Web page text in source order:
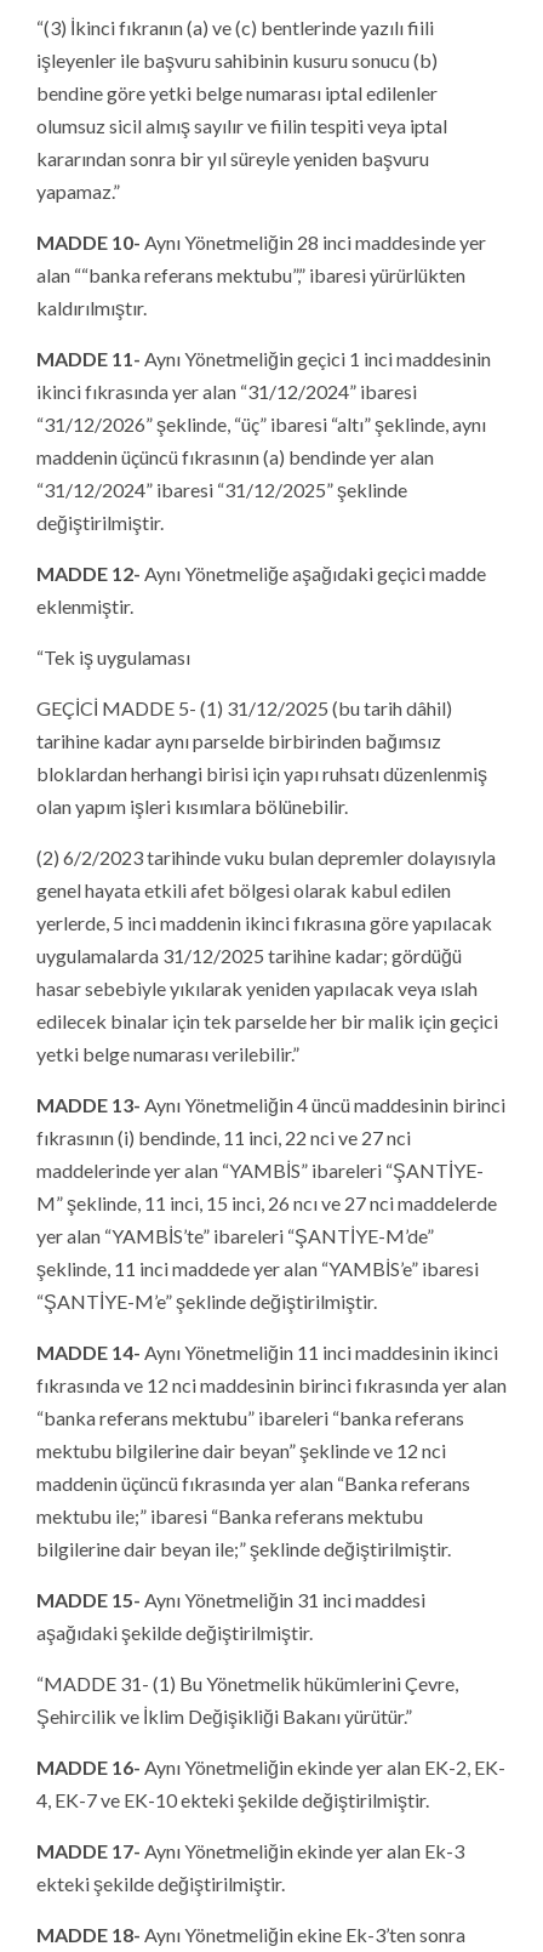
“(3) İkinci fıkranın (a) ve (c) bentlerinde yazılı fiili
işleyenler ile başvuru sahibinin kusuru sonucu (b)
bendine göre yetki belge numarası iptal edilenler
olumsuz sicil almış sayılır ve fiilin tespiti veya iptal
kararından sonra bir yıl süreyle yeniden başvuru
yapamaz.”
MADDE 10- Aynı Yönetmeliğin 28 inci maddesinde yer
alan ““banka referans mektubu”,” ibaresi yürürlükten
kaldırılmıştır.
MADDE 11- Aynı Yönetmeliğin geçici 1 inci maddesinin
ikinci fıkrasında yer alan “31/12/2024” ibaresi
“31/12/2026” şeklinde, “üç” ibaresi “altı” şeklinde, aynı
maddenin üçüncü fıkrasının (a) bendinde yer alan
“31/12/2024” ibaresi “31/12/2025” şeklinde
değiştirilmiştir.
MADDE 12- Aynı Yönetmeliğe aşağıdaki geçici madde
eklenmiştir.
“Tek iş uygulaması
GEÇİCİ MADDE 5- (1) 31/12/2025 (bu tarih dâhil)
tarihine kadar aynı parselde birbirinden bağımsız
bloklardan herhangi birisi için yapı ruhsatı düzenlenmiş
olan yapım işleri kısımlara bölünebilir.
(2) 6/2/2023 tarihinde vuku bulan depremler dolayısıyla
genel hayata etkili afet bölgesi olarak kabul edilen
yerlerde, 5 inci maddenin ikinci fıkrasına göre yapılacak
uygulamalarda 31/12/2025 tarihine kadar; gördüğü
hasar sebebiyle yıkılarak yeniden yapılacak veya ıslah
edilecek binalar için tek parselde her bir malik için geçici
yetki belge numarası verilebilir.”
MADDE 13- Aynı Yönetmeliğin 4 üncü maddesinin birinci
fıkrasının (i) bendinde, 11 inci, 22 nci ve 27 nci
maddelerinde yer alan “YAMBİS” ibareleri “ŞANTİYE-
M” şeklinde, 11 inci, 15 inci, 26 ncı ve 27 nci maddelerde
yer alan “YAMBİS’te” ibareleri “ŞANTİYE-M’de”
şeklinde, 11 inci maddede yer alan “YAMBİS’e” ibaresi
“ŞANTİYE-M’e” şeklinde değiştirilmiştir.
MADDE 14- Aynı Yönetmeliğin 11 inci maddesinin ikinci
fıkrasında ve 12 nci maddesinin birinci fıkrasında yer alan
“banka referans mektubu” ibareleri “banka referans
mektubu bilgilerine dair beyan” şeklinde ve 12 nci
maddenin üçüncü fıkrasında yer alan “Banka referans
mektubu ile;” ibaresi “Banka referans mektubu
bilgilerine dair beyan ile;” şeklinde değiştirilmiştir.
MADDE 15- Aynı Yönetmeliğin 31 inci maddesi
aşağıdaki şekilde değiştirilmiştir.
“MADDE 31- (1) Bu Yönetmelik hükümlerini Çevre,
Şehircilik ve İklim Değişikliği Bakanı yürütür.”
MADDE 16- Aynı Yönetmeliğin ekinde yer alan EK-2, EK-
4, EK-7 ve EK-10 ekteki şekilde değiştirilmiştir.
MADDE 17- Aynı Yönetmeliğin ekinde yer alan Ek-3
ekteki şekilde değiştirilmiştir.
MADDE 18- Aynı Yönetmeliğin ekine Ek-3’ten sonra